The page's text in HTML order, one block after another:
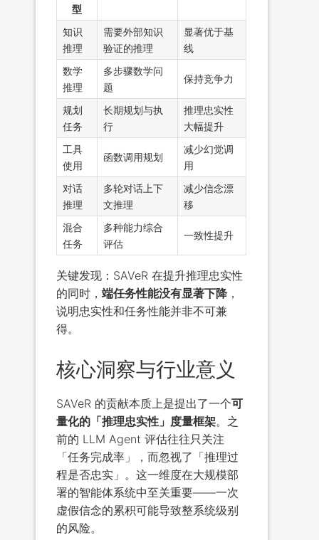
型
知识
推理
需要外部知识
验证的推理
显著优于基
线
数学
推理
多步骤数学问
题
保持竞争力
规划
任务
长期规划与执
行
推理忠实性
大幅提升
工具
使用
函数调用规划
减少幻觉调
用
对话
推理
多轮对话上下
文推理
减少信念漂
移
混合
任务
多种能力综合
评估
一致性提升
关键发现：SAVeR 在提升推理忠实性
的同时，端任务性能没有显著下降 ，
说明忠实性和任务性能并非不可兼
得。
核心洞察与行业意义
SAVeR 的贡献本质上是提出了一个可
量化的「推理忠实性」度量框架。之
前的 LLM Agent 评估往往只关注
「任务完成率」，而忽视了「推理过
程是否忠实」。这一维度在大规模部
署的智能体系统中至关重要——一次
虚假信念的累积可能导致整系统级别
的风险。